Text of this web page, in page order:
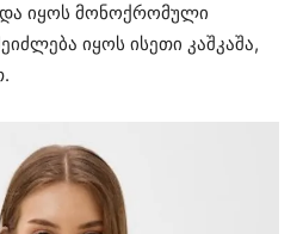
იყოს მონოქრომული
იყოს ისეთი კაშკაშა,